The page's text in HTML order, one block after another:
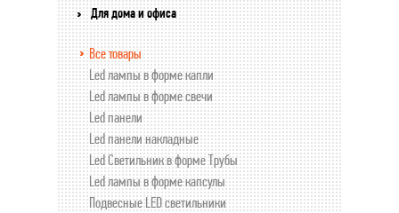
Для дома и офиса
Все товары
Led лампы в форме капли
Led лампы в форме свечи
Led панели
Led панели накладные
Led Светильник в форме Трубы
Led лампы в форме капсулы
Подвесные LED светильники